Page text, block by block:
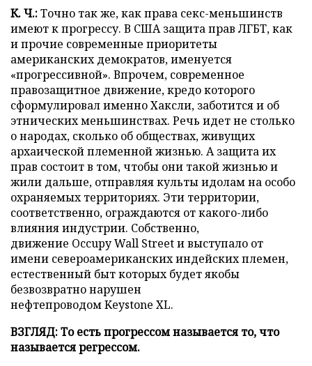
К. Ч.:Точно так же, как права секс-меньшинств
имеют к прогрессу. В США защита прав ЛГБТ, как
и прочие современные приоритеты
американских демократов, именуется
«прогрессивной». Впрочем, современное
правозащитное движение, кредо которого
сформулировал именно Хаксли, заботится и об
этнических меньшинствах. Речь идет не столько
о народах, сколько об обществах, живущих
архаической племенной жизнью. А защита их
прав состоит в том, чтобы они такой жизнью и
жили дальше, отправляя культы идолам на особо
охраняемых территориях. Эти территории,
соответственно, ограждаются от какого-либо
влияния индустрии. Собственно,
движение Occupy Wall Street и выступало от
имени североамериканских индейских племен,
естественный быт которых будет якобы
безвозвратно нарушен
нефтепроводом Keystone XL.
ВЗГЛЯД: То есть прогрессом называется то, что
называется регрессом.